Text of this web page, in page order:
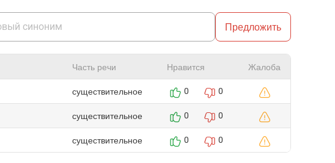
Предложить
Часть речи Нравится Жалоба
существительное 0 0
существительное 0 0
существительное 0 0